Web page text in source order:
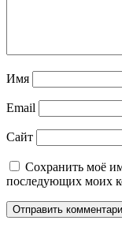
Имя
Email
Сайт
Сохранить моё
последующих моих